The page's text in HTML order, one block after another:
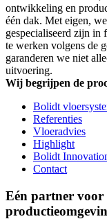
ontwikkeling en
één dak. Met eigen,
gespecialiseerd zijn in
te werken volgens de
garanderen we niet
uitvoering.
Wij begrijpen de
Bolidt
Referenties
Vloeradvies
Highlight
Bolidt
Contact
Eén partner voor